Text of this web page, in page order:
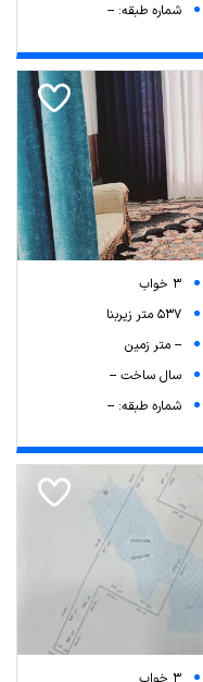
شماره طبقه: --
3 خواب
537 متر زیربنا
-- متر زمین
سال ساخت --
شماره طبقه: --